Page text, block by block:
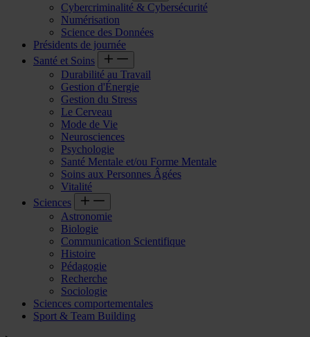
Cybercriminalité & Cybersécurité
Numérisation
Science des Données
Présidents de journée
Santé et Soins
Durabilité au Travail
Gestion d'Énergie
Gestion du Stress
Le Cerveau
Mode de Vie
Neurosciences
Psychologie
Santé Mentale et/ou Forme Mentale
Soins aux Personnes Âgées
Vitalité
Sciences
Astronomie
Biologie
Communication Scientifique
Histoire
Pédagogie
Recherche
Sociologie
Sciences comportementales
Sport & Team Building